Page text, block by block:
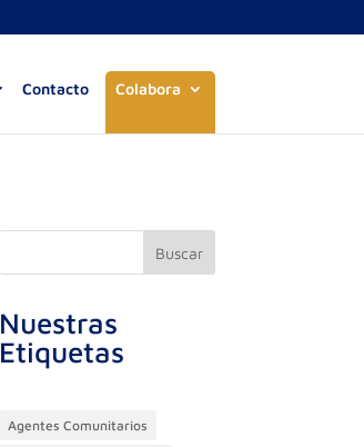
Contacto Colabora
Buscar
Nuestras
Etiquetas
Agentes Comunitarios